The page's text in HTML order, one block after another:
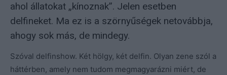
ahol állatokat „kínoznak”. Jelen esetben
delfineket. Ma ez is a szörnyűségek netovábbja,
ahogy sok más, de mindegy.
Szóval delfinshow. Két hölgy, két delfin. Olyan zene szól a
háttérben, amely nem tudom megmagyarázni miért, de